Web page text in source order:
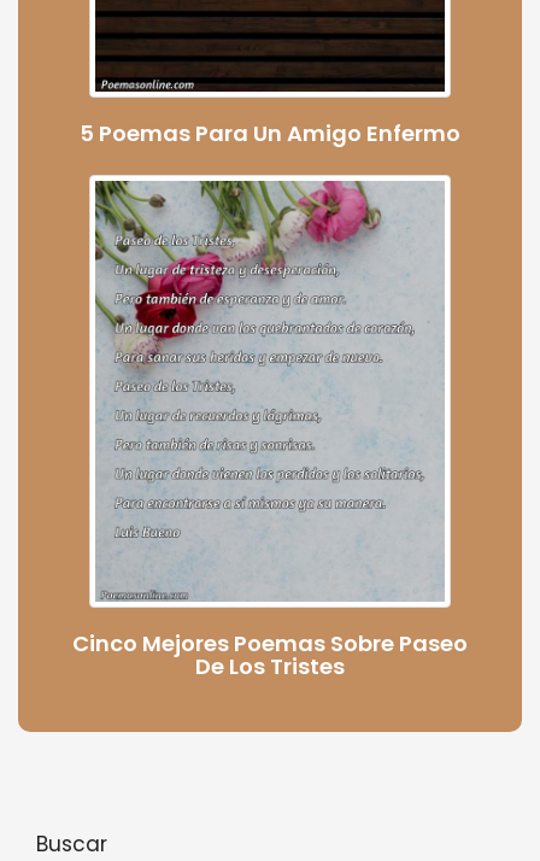
5 Poemas Para Un Amigo Enfermo
Cinco Mejores Poemas Sobre Paseo
De Los Tristes
Buscar